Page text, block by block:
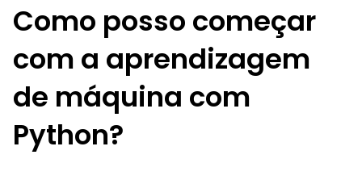
Como posso começar
com a aprendizagem
de máquina com
Python?